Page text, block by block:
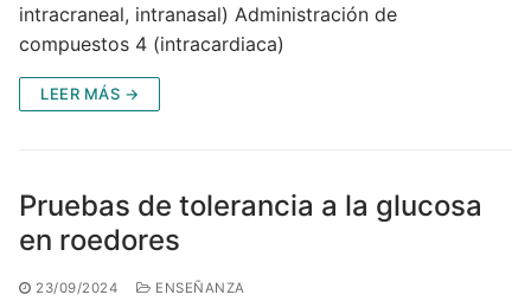
intracraneal, intranasal) Administración de
compuestos 4 (intracardiaca)
LEER MÁS →
Pruebas de tolerancia a la glucosa
en roedores
23/09/2024 ENSEÑANZA